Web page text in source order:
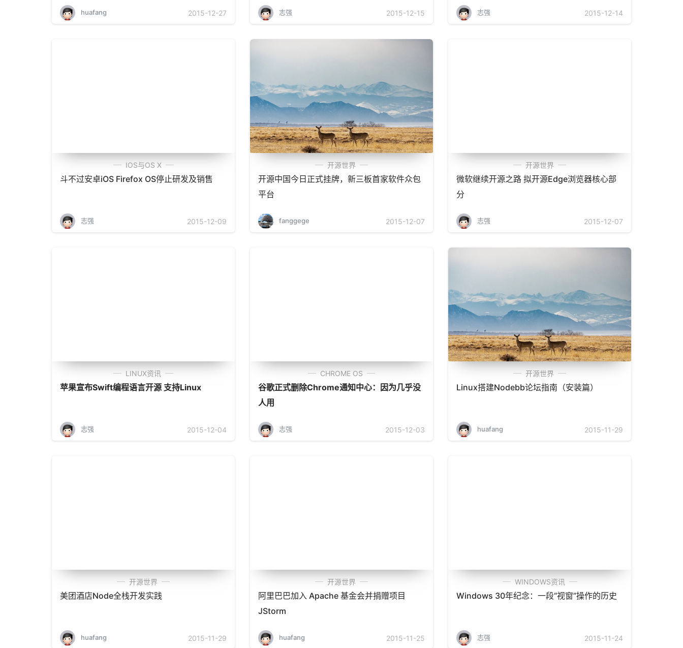
huafang 2015-12-27 志强 2015-12-15 志强 2015-12-14
IOS与OS X
斗不过安卓iOS Firefox OS停止研发及销售
志强 2015-12-09
开源世界
开源中国今日正式挂牌，新三板首家软件众包
平台
fanggege 2015-12-07
开源世界
微软继续开源之路 拟开源Edge浏览器核心部
分
志强 2015-12-07
LINUX资讯
苹果宣布Swift编程语言开源 支持Linux
志强 2015-12-04
CHROME OS
谷歌正式删除Chrome通知中心：因为几乎没
人用
志强 2015-12-03
开源世界
Linux搭建Nodebb论坛指南（安装篇）
huafang 2015-11-29
开源世界
美团酒店Node全栈开发实践
huafang 2015-11-29
开源世界
阿里巴巴加入 Apache 基金会并捐赠项目
JStorm
huafang 2015-11-25
WINDOWS资讯
Windows 30年纪念：一段“视窗”操作的历史
志强 2015-11-24